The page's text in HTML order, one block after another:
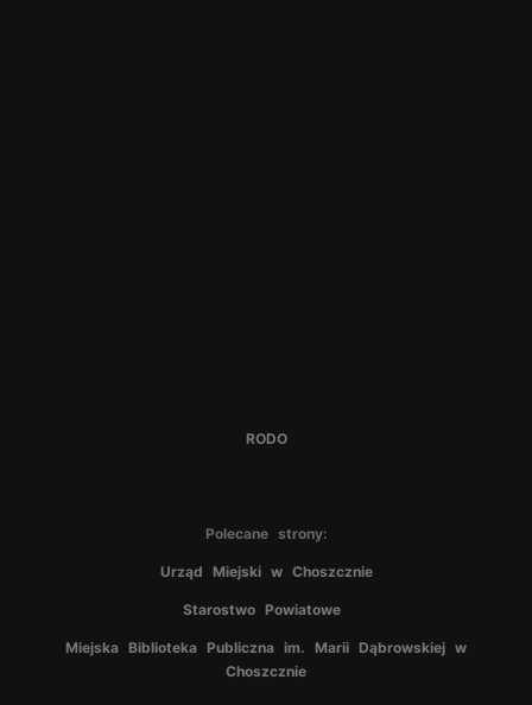
RODO
Polecane strony:
Urząd Miejski w Choszcznie
Starostwo Powiatowe
Miejska Biblioteka Publiczna im. Marii Dąbrowskiej w
Choszcznie